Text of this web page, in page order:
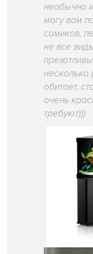
необычно
могу вам
сомиков,
не все
несколько
обитает,
очень
требуют)))